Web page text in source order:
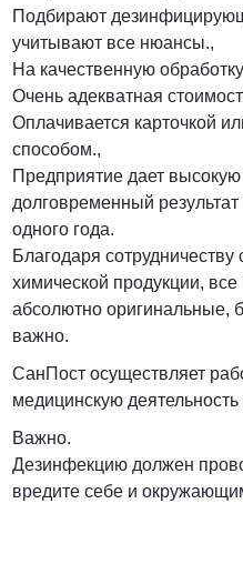
Подбирают
учитывают все нюансы.,
На качественную
Очень адекватная
Оплачивается карточкой
способом.,
Предприятие дает
долговременный
одного года.
Благодаря
химической продукции,
абсолютно оригинальные,
важно.
СанПост осуществляет
медицинскую
Важно.
Дезинфекцию должен
вредите себе и